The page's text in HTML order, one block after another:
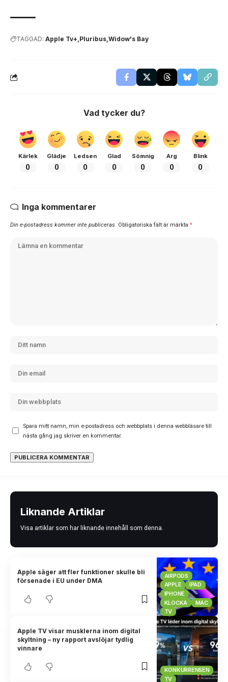
TAGGAD: Apple Tv+ Pluribus Widow's Bay
Vad tycker du?
Kärlek
0
Glädje
0
Ledsen
0
Glad
0
Sömnig
0
Arg
0
Blink
0
Inga kommentarer
Din e-postadress kommer inte publiceras. Obligatoriska fält är märkta *
Spara mitt namn, min e-postadress och webbplats i denna webbläsare till
nästa gång jag skriver en kommentar.
Liknande Artiklar
Visa artiklar som har liknande innehåll som denna.
AIRPODS
APPLE
IPAD
IPHONE
KLOCKA
MAC
TV
Apple säger att fler funktioner skulle bli
försenade i EU under DMA
KONKURRENSEN
TV
Apple TV visar musklerna inom digital
skyltning – ny rapport avslöjar tydlig
vinnare